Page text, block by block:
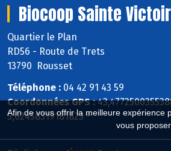
Afin de vous offrir la meilleure expérience
vous
Biocoop Sainte
Quartier le Plan
RD56 - Route de Trets
13790 Rousset
Téléphone : 04 42 91 43 59
Coordonnées GPS :
5,62458319181823 °